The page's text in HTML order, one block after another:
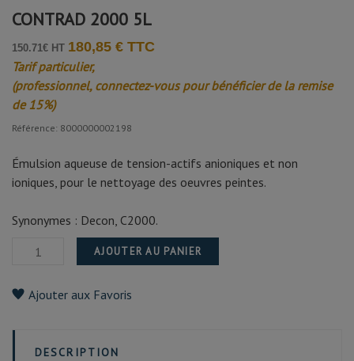
CONTRAD 2000 5L
150.71€ HT 180,85 € TTC
Tarif particulier,
(professionnel, connectez-vous pour bénéficier de la remise
de 15%)
Référence: 8000000002198
Émulsion aqueuse de tension-actifs anioniques et non
ioniques, pour le nettoyage des oeuvres peintes.
Synonymes : Decon, C2000.
AJOUTER AU PANIER
Ajouter aux Favoris
DESCRIPTION